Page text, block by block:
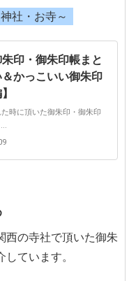
社・お寺～
印・御朱印帳まと
かっこいい御朱印
時に頂いた御朱印・御朱印
西の寺社で頂いた御朱
ています。